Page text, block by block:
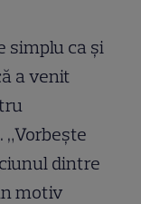
simplu ca și
a venit
dintre
motiv